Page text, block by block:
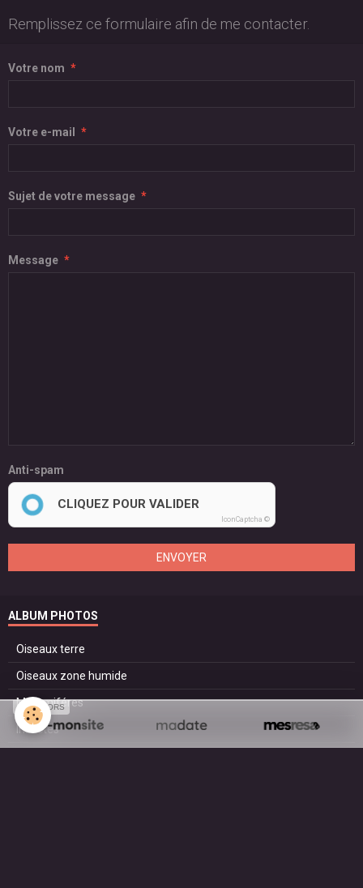
Remplissez ce formulaire afin de me contacter.
Votre nom
Votre e-mail
Sujet de votre message
Message
Anti-spam
CLIQUEZ POUR VALIDER
IconCaptcha ©
ENVOYER
ALBUM PHOTOS
Oiseaux terre
Oiseaux zone humide
Mammiféres
Insectes
SPONSORS